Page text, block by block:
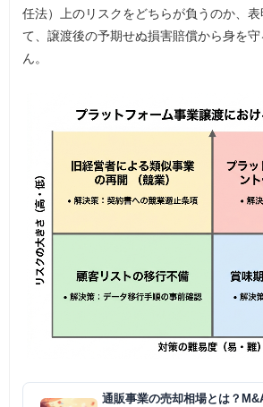
任法）上のリスクをどちらが負うのか、
て、譲渡後の予期せぬ損害賠償から身を
ん。
通販事業の売却相場とは？